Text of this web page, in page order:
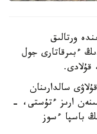
ورتالىق
ولاردىڭ ءبىرقاتارى جول
قۇلادى.
سالدارىنان
اۆتوكولىك يەسىنەن ارىز ءتۇستى، -
باسپا ءسوز